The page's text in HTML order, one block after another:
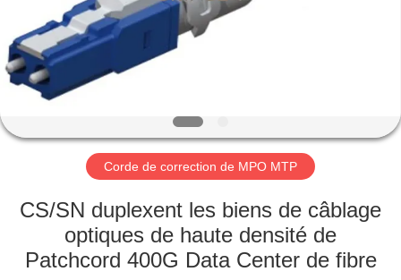
AU
SUJET
DE
NOUS
VISITE
D'USINE
Corde de correction de MPO MTP
CS/SN duplexent les biens de câblage
optiques de haute densité de
Patchcord 400G Data Center de fibre